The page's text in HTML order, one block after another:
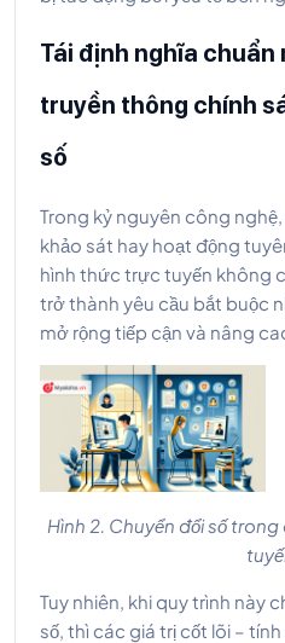
Tái định nghĩa chuẩn
truyền thông chính
số
Trong kỷ nguyên công
khảo sát hay hoạt động
hình thức trực tuyến không
trở thành yêu cầu bắt buộc
mở rộng tiếp cận và nâng
Hình 2. Chuyển đổi số
Tuy nhiên, khi quy trình này
số, thì các giá trị cốt lõi –